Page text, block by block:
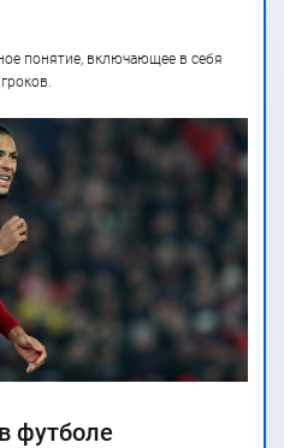
понятие, включающее в себя
футболе